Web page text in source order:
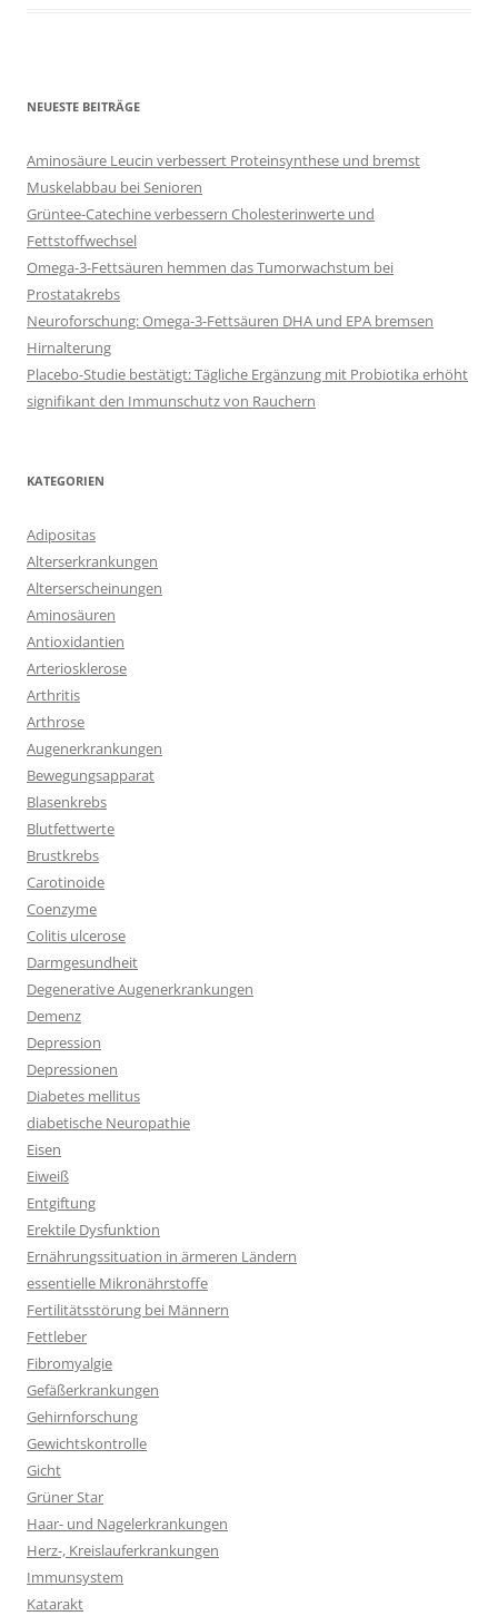
NEUESTE BEITRÄGE
Aminosäure Leucin verbessert Proteinsynthese und bremst
Muskelabbau bei Senioren
Grüntee-Catechine verbessern Cholesterinwerte und
Fettstoffwechsel
Omega-3-Fettsäuren hemmen das Tumorwachstum bei
Prostatakrebs
Neuroforschung: Omega-3-Fettsäuren DHA und EPA bremsen
Hirnalterung
Placebo-Studie bestätigt: Tägliche Ergänzung mit Probiotika erhöht
signifikant den Immunschutz von Rauchern
KATEGORIEN
Adipositas
Alterserkrankungen
Alterserscheinungen
Aminosäuren
Antioxidantien
Arteriosklerose
Arthritis
Arthrose
Augenerkrankungen
Bewegungsapparat
Blasenkrebs
Blutfettwerte
Brustkrebs
Carotinoide
Coenzyme
Colitis ulcerose
Darmgesundheit
Degenerative Augenerkrankungen
Demenz
Depression
Depressionen
Diabetes mellitus
diabetische Neuropathie
Eisen
Eiweiß
Entgiftung
Erektile Dysfunktion
Ernährungssituation in ärmeren Ländern
essentielle Mikronährstoffe
Fertilitätsstörung bei Männern
Fettleber
Fibromyalgie
Gefäßerkrankungen
Gehirnforschung
Gewichtskontrolle
Gicht
Grüner Star
Haar- und Nagelerkrankungen
Herz-, Kreislauferkrankungen
Immunsystem
Katarakt